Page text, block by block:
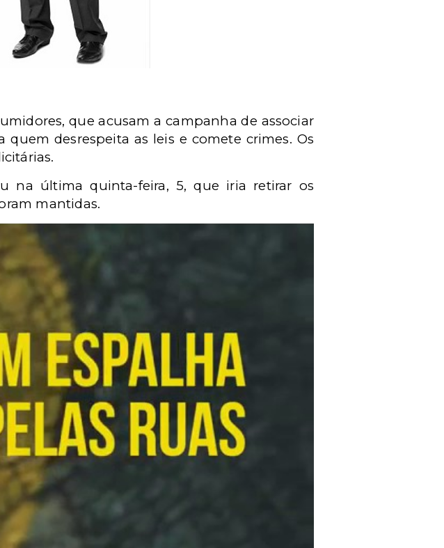
que acusam a campanha de associar
desrespeita as leis e comete crimes. Os
na última quinta-feira, 5, que iria retirar os
mantidas.